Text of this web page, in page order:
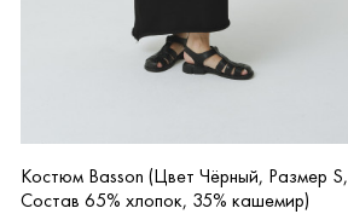
Костюм Basson (Цвет Чёрный, Размер S,
Состав 65% хлопок, 35% кашемир)